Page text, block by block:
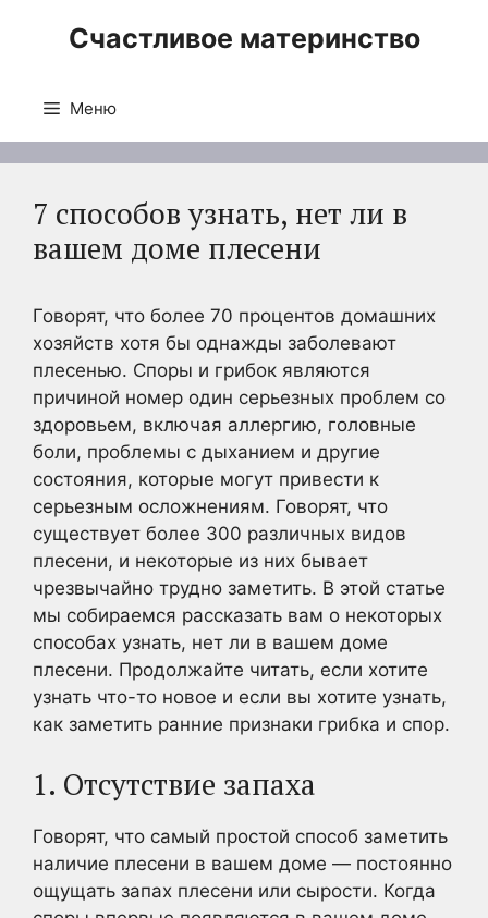
Счастливое материнство
Меню
7 способов узнать, нет ли в
вашем доме плесени
Говорят, что более 70 процентов домашних
хозяйств хотя бы однажды заболевают
плесенью. Споры и грибок являются
причиной номер один серьезных проблем со
здоровьем, включая аллергию, головные
боли, проблемы с дыханием и другие
состояния, которые могут привести к
серьезным осложнениям. Говорят, что
существует более 300 различных видов
плесени, и некоторые из них бывает
чрезвычайно трудно заметить. В этой статье
мы собираемся рассказать вам о некоторых
способах узнать, нет ли в вашем доме
плесени. Продолжайте читать, если хотите
узнать что-то новое и если вы хотите узнать,
как заметить ранние признаки грибка и спор.
1. Отсутствие запаха
Говорят, что самый простой способ заметить
наличие плесени в вашем доме — постоянно
ощущать запах плесени или сырости. Когда